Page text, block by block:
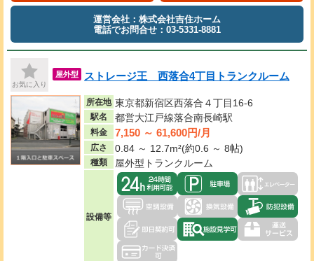
運営会社：株式会社吉住ホーム
電話でお問合せ：03-5331-8881
お気に入り
屋外型 ストレージ王 西落合4丁目トランクルーム
所在地 東京都新宿区西落合４丁目16-6
駅名 都営大江戸線落合南長崎駅
料金 7,150 ～ 61,600円/月
広さ 0.84 ～ 12.7m²(約0.6 ～ 8帖)
種類 屋外型トランクルーム
設備等